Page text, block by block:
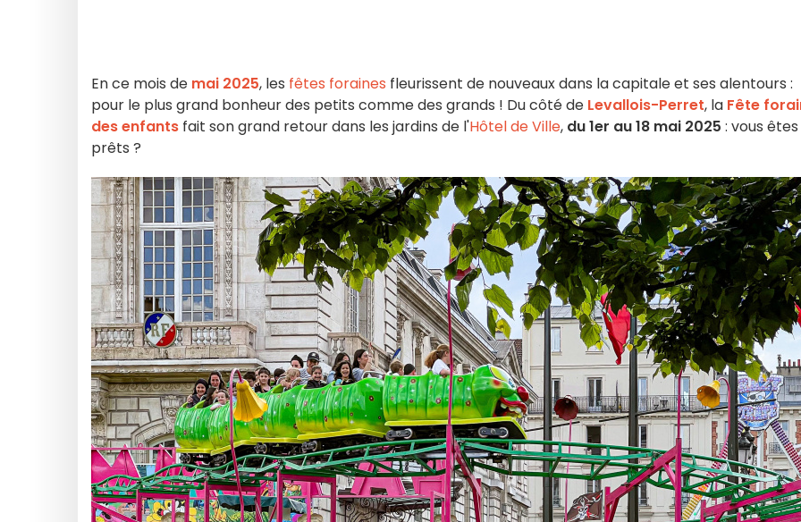
En ce mois de mai 2025, les fêtes foraines fleurissent de nouveaux dans la capitale et ses alentours :
pour le plus grand bonheur des petits comme des grands ! Du côté de Levallois-Perret, la Fête
des enfants fait son grand retour dans les jardins de l'Hôtel de Ville, du 1er au 18 mai 2025 : vous êtes
prêts ?